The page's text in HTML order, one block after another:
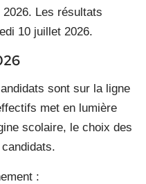
Les résultats
10 juillet 2026.
sont sur la ligne
met en lumière
scolaire, le choix des
: